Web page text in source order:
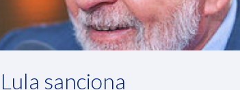
Lula sanciona